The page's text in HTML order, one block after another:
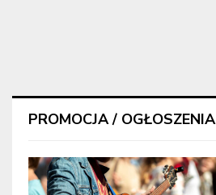
PROMOCJA / OGŁOSZENIA